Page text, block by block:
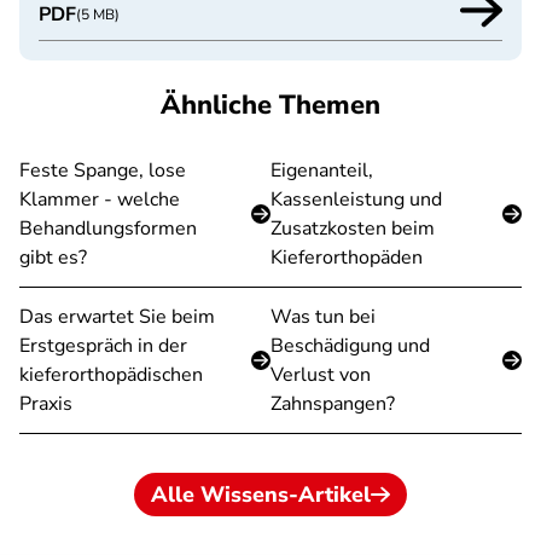
PDF(5 MB)
Ähnliche Themen
Feste Spange, lose
Klammer - welche
Behandlungsformen
gibt es?
Eigenanteil,
Kassenleistung und
Zusatzkosten beim
Kieferorthopäden
Das erwartet Sie beim
Erstgespräch in der
kieferorthopädischen
Praxis
Was tun bei
Beschädigung und
Verlust von
Zahnspangen?
Alle Wissens-Artikel